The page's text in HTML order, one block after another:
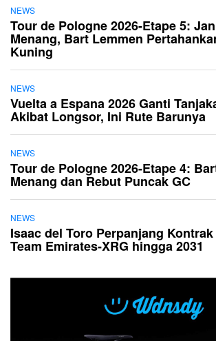
NEWS
Tour de Pologne 2026-Etape 5:
Menang, Bart Lemmen
Kuning
NEWS
Vuelta a Espana 2026 Ganti
Akibat Longsor, Ini Rute Barunya
NEWS
Tour de Pologne 2026-Etape 4:
Menang dan Rebut Puncak GC
NEWS
Isaac del Toro Perpanjang
Team Emirates-XRG hingga 2031